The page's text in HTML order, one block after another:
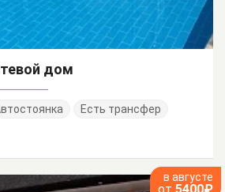
дом
Есть трансфер
в августе